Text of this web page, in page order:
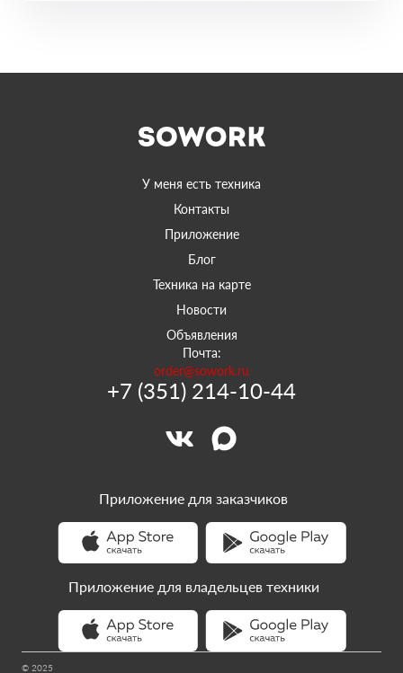
У меня есть техника
Контакты
Приложение
Блог
Техника на карте
Новости
Объявления
Почта:
order@sowork.ru
+7 (351) 214-10-44
© 2025
Приложение для заказчиков
Приложение для владельцев техники